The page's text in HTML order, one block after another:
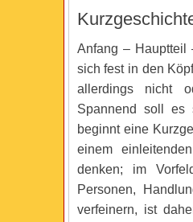
Anfang – Hauptteil
sich fest in den
allerdings nicht
Spannend soll es
beginnt eine
einem
denken; im
Personen,
verfeinern, ist